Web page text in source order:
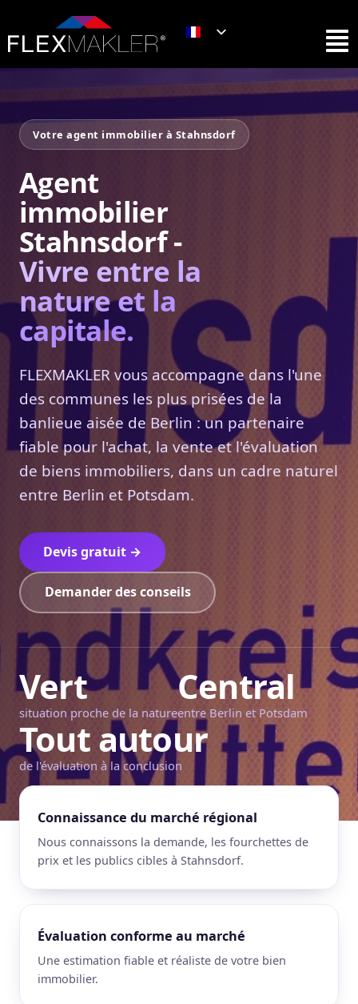
Votre agent immobilier à Stahnsdorf
Agent
immobilier
Stahnsdorf -
Vivre entre la
nature et la
capitale.
FLEXMAKLER vous accompagne dans l'une
des communes les plus prisées de la
banlieue aisée de Berlin : un partenaire
fiable pour l'achat, la vente et l'évaluation
de biens immobiliers, dans un cadre naturel
entre Berlin et Potsdam.
Devis gratuit →
Demander des conseils
Vert
situation proche de la nature
Central
entre Berlin et Potsdam
Tout autour
de l'évaluation à la conclusion
Connaissance du marché régional
Nous connaissons la demande, les fourchettes de
prix et les publics cibles à Stahnsdorf.
Évaluation conforme au marché
Une estimation fiable et réaliste de votre bien
immobilier.